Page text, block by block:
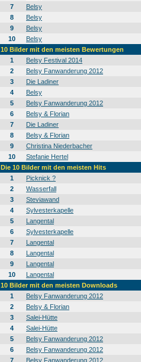
7
Belsy
8
Belsy
9
Belsy
10
Belsy
10 Bilder mit den meisten Bewertungen
1
Belsy Festival 2014
2
Belsy Fanwanderung 2012
3
Die Ladiner
4
Belsy
5
Belsy Fanwanderung 2012
6
Belsy & Florian
7
Die Ladiner
8
Belsy & Florian
9
Christina Niederbacher
10
Stefanie Hertel
Die 10 Bilder mit den meisten Hits
1
Picknick ?
2
Wasserfall
3
Steviawand
4
Sylvesterkapelle
5
Langental
6
Sylvesterkapelle
7
Langental
8
Langental
9
Langental
10
Langental
10 Bilder mit den meisten Downloads
1
Belsy Fanwanderung 2012
2
Belsy & Florian
3
Salei-Hütte
4
Salei-Hütte
5
Belsy Fanwanderung 2012
6
Belsy Fanwanderung 2012
7
Belsy Fanwanderung 2012